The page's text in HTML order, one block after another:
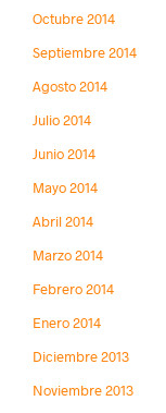
Octubre 2014
Septiembre 2014
Agosto 2014
Julio 2014
Junio 2014
Mayo 2014
Abril 2014
Marzo 2014
Febrero 2014
Enero 2014
Diciembre 2013
Noviembre 2013